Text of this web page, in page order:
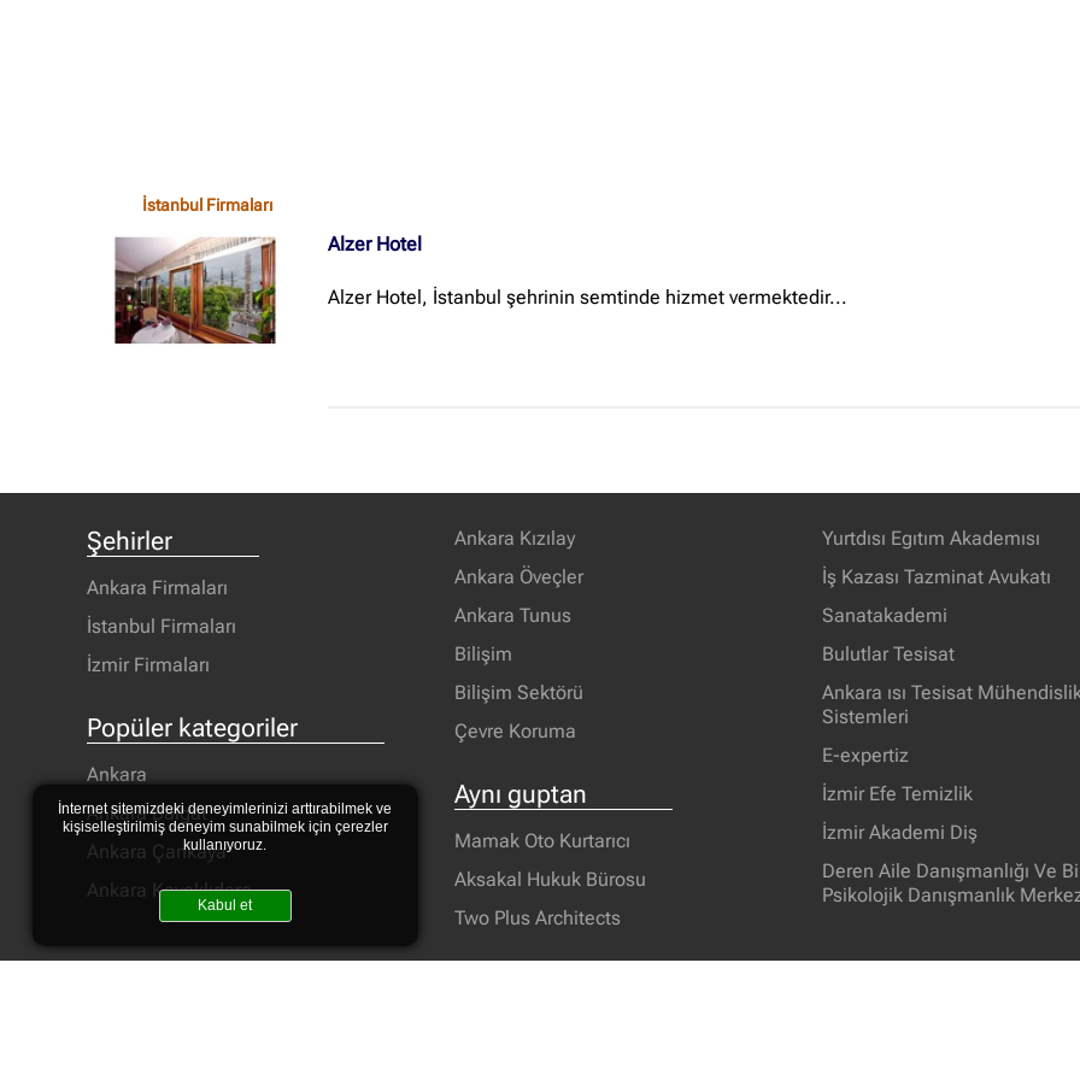
İstanbul Firmaları
Alzer Hotel
Alzer Hotel, İstanbul şehrinin semtinde hizmet vermektedir...
Şehirler
Ankara Firmaları
İstanbul Firmaları
İzmir Firmaları
Popüler kategoriler
Ankara
Ankara Balgat
Ankara Çankaya
Ankara Kavaklıdere
Ankara Kızılay
Ankara Öveçler
Ankara Tunus
Bilişim
Bilişim Sektörü
Çevre Koruma
Aynı guptan
Mamak Oto Kurtarıcı
Aksakal Hukuk Bürosu
Two Plus Architects
Yurtdısı Egıtım Akademısı
İş Kazası Tazminat Avukatı
Sanatakademi
Bulutlar Tesisat
Ankara ısı Tesisat
Sistemleri
E-expertiz
İzmir Efe Temizlik
İzmir Akademi Diş
Deren Aile Danışmanlığı Ve
Psikolojik Danışmanlık
İnternet sitemizdeki deneyimlerinizi arttırabilmek ve
kişiselleştirilmiş deneyim sunabilmek için çerezler
kullanıyoruz.
Kabul et